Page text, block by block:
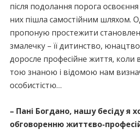
після подолання порога
них пішла самостійним шляхом.
пропоную простежити
змалечку – її дитинство,
доросле професійне життя, коли
тою знаною і відомою нам
особистістю…
– Пані Богдано, нашу бесіду я
обговоренню життєво-